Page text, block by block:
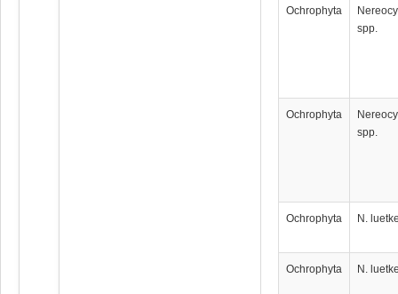
Ochrophyta
spp.
Ochrophyta
spp.
Ochrophyta N.
Ochrophyta N.